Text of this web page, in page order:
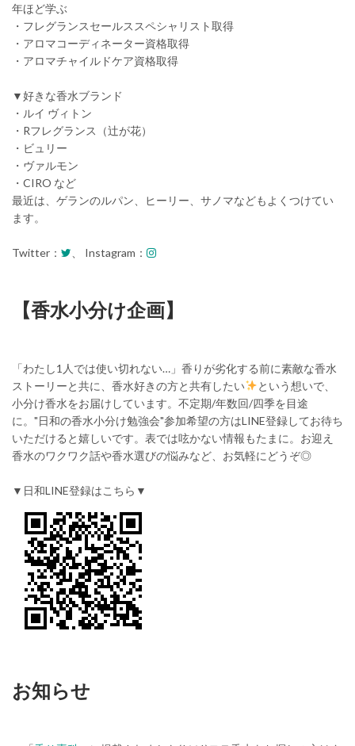
年ほど学ぶ
・フレグランスセールススペシャリスト取得
・アロマコーディネーター資格取得
・アロマチャイルドケア資格取得
▼好きな香水ブランド
・ルイ ヴィトン
・Rフレグランス（辻が花）
・ビュリー
・ヴァルモン
・CIRO など
最近は、ゲランのルパン、ヒーリー、サノマなどもよくつけてい
ます。
Twitter： 、 Instagram：
【香水小分け企画】
「わたし1人では使い切れない…」香りが劣化する前に素敵な香水
ストーリーと共に、香水好きの方と共有したい
という想いで、
小分け香水をお届けしています。不定期/年数回/四季を目途
に。"日和の香水小分け勉強会"参加希望の方はLINE登録してお待ち
いただけると嬉しいです。表では呟かない情報もたまに。お迎え
香水のワクワク話や香水選びの悩みなど、お気軽にどうぞ◎
▼日和LINE登録はこちら▼
お知らせ